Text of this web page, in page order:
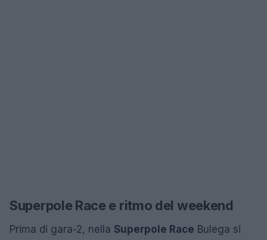
Superpole Race e ritmo del weekend
Prima di gara-2, nella Superpole Race Bulega si